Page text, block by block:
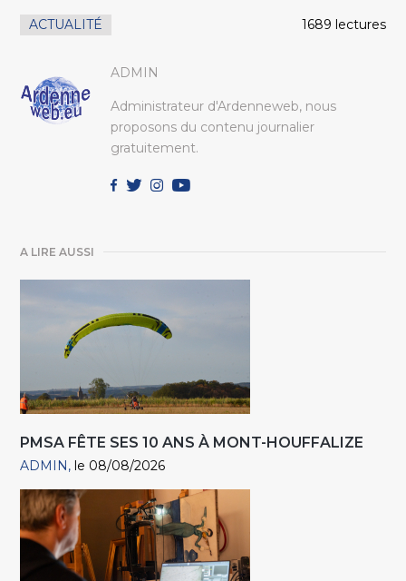
ACTUALITÉ 1689 lectures
ADMIN
Administrateur d'Ardenneweb, nous
proposons du contenu journalier
gratuitement.
A LIRE AUSSI
PMSA FÊTE SES 10 ANS À MONT-HOUFFALIZE
ADMIN le 08/08/2026